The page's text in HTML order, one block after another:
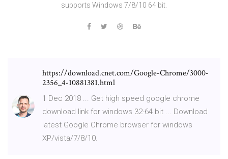
supports Windows 7/8/10 64 bit.
https://download.cnet.com/Google-Chrome/3000-
2356_4-10881381.html
1 Dec 2018 ... Get high speed google chrome
download link for windows 32-64 bit ... Download
latest Google Chrome browser for windows
XP/vista/7/8/10.